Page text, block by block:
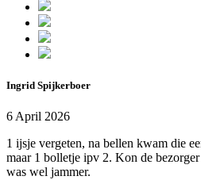
Ingrid Spijkerboer
6 April 2026
1 ijsje vergeten, na bellen kwam die
maar 1 bolletje ipv 2. Kon de
was wel jammer.